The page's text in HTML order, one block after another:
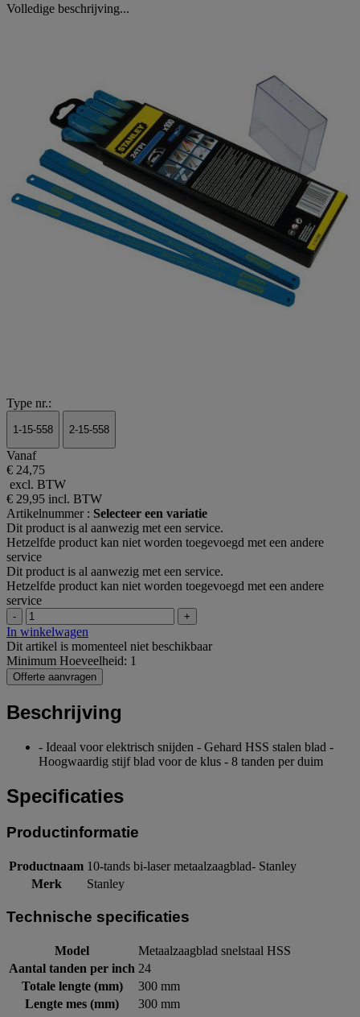
Volledige beschrijving...
Type nr.:
1-15-558 2-15-558
Vanaf
€ 24,75
excl. BTW
€ 29,95 incl. BTW
Artikelnummer : Selecteer een variatie
Dit product is al aanwezig met een service.
Hetzelfde product kan niet worden toegevoegd met een andere
service
Dit product is al aanwezig met een service.
Hetzelfde product kan niet worden toegevoegd met een andere
service
- +
In winkelwagen
Dit artikel is momenteel niet beschikbaar
Minimum Hoeveelheid: 1
Offerte aanvragen
Beschrijving
- Ideaal voor elektrisch snijden - Gehard HSS stalen blad -
Hoogwaardig stijf blad voor de klus - 8 tanden per duim
Specificaties
Productinformatie
Productnaam 10-tands bi-laser metaalzaagblad- Stanley
Merk
Stanley
Technische specificaties
Model
Metaalzaagblad snelstaal HSS
Aantal tanden per inch 24
Totale lengte (mm)
300 mm
Lengte mes (mm)
300 mm